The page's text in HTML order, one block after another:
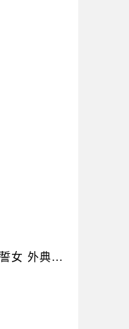
女 外典
the